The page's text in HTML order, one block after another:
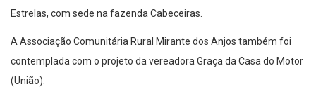
Estrelas, com sede na fazenda Cabeceiras.
A Associação Comunitária Rural Mirante dos Anjos também foi
contemplada com o projeto da vereadora Graça da Casa do Motor
(União).